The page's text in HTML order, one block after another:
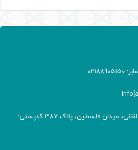
آدرس: پسـتی تهران، خیابان طالقانی، میدان فلسطین، پلاک 387 کدپستی: